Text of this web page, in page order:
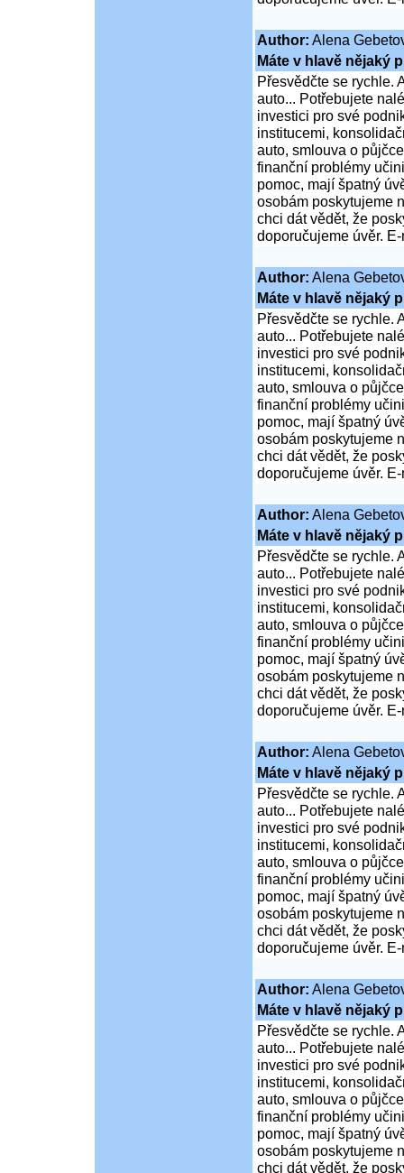
Author: Alena
Máte v hlavě nějaký
Přesvědčte se rychle.
auto... Potřebujete
investici pro své
institucemi,
auto, smlouva o
finanční problémy
pomoc, mají špatný
osobám poskytujeme
chci dát vědět, že
doporučujeme úvěr.
Author: Alena
Máte v hlavě nějaký
Přesvědčte se rychle.
auto... Potřebujete
investici pro své
institucemi,
auto, smlouva o
finanční problémy
pomoc, mají špatný
osobám poskytujeme
chci dát vědět, že
doporučujeme úvěr.
Author: Alena
Máte v hlavě nějaký
Přesvědčte se rychle.
auto... Potřebujete
investici pro své
institucemi,
auto, smlouva o
finanční problémy
pomoc, mají špatný
osobám poskytujeme
chci dát vědět, že
doporučujeme úvěr.
Author: Alena
Máte v hlavě nějaký
Přesvědčte se rychle.
auto... Potřebujete
investici pro své
institucemi,
auto, smlouva o
finanční problémy
pomoc, mají špatný
osobám poskytujeme
chci dát vědět, že
doporučujeme úvěr.
Author: Alena
Máte v hlavě nějaký
Přesvědčte se rychle.
auto... Potřebujete
investici pro své
institucemi,
auto, smlouva o
finanční problémy
pomoc, mají špatný
osobám poskytujeme
chci dát vědět, že